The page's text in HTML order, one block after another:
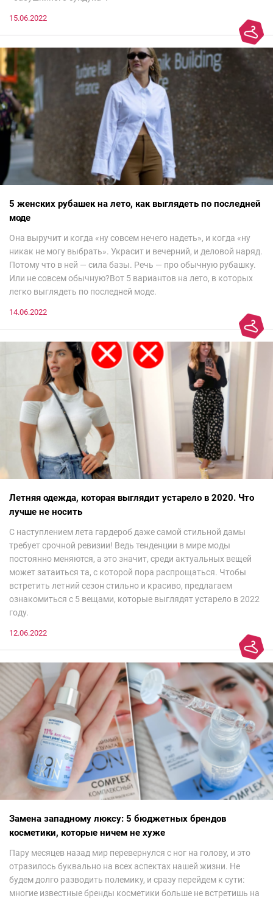
15.06.2022
5 женских рубашек на лето, как выглядеть по последней
моде
Она выручит и когда «ну совсем нечего надеть», и когда «ну
никак не могу выбрать». Украсит и вечерний, и деловой наряд.
Потому что в ней — сила базы. Речь — про обычную рубашку.
Или не совсем обычную?Вот 5 вариантов на лето, в которых
легко выглядеть по последней моде.
14.06.2022
Летняя одежда, которая выглядит устарело в 2020. Что
лучше не носить
С наступлением лета гардероб даже самой стильной дамы
требует срочной ревизии! Ведь тенденции в мире моды
постоянно меняются, а это значит, среди актуальных вещей
может затаиться та, с которой пора распрощаться. Чтобы
встретить летний сезон стильно и красиво, предлагаем
ознакомиться с 5 вещами, которые выглядят устарело в 2022
году.
12.06.2022
Замена западному люксу: 5 бюджетных брендов
косметики, которые ничем не хуже
Пару месяцев назад мир перевернулся с ног на голову, и это
отразилось буквально на всех аспектах нашей жизни. Не
будем долго разводить полемику, и сразу перейдем к сути:
многие известные бренды косметики больше не встретишь на